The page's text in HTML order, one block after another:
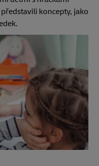
koncepty, jako